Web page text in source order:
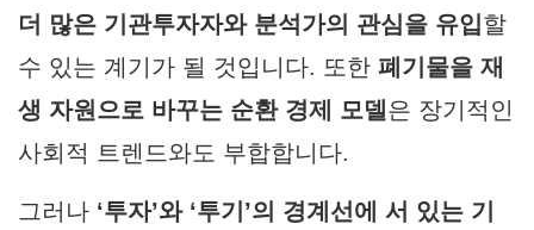
더 많은 기관투자자와 분석가의 관심을 유입할
수 있는 계기가 될 것입니다. 또한 폐기물을 재
생 자원으로 바꾸는 순환 경제 모델 은 장기적인
사회적 트렌드와도 부합합니다.
그러나 ‘투자’와 ‘투기’의 경계선에 서 있는 기